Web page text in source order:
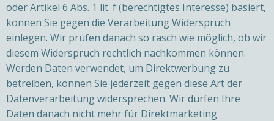
oder Artikel 6 Abs. 1 lit. f (berechtigtes Interesse) basiert,
können Sie gegen die Verarbeitung Widerspruch
einlegen. Wir prüfen danach so rasch wie möglich, ob wir
diesem Widerspruch rechtlich nachkommen können.
Werden Daten verwendet, um Direktwerbung zu
betreiben, können Sie jederzeit gegen diese Art der
Datenverarbeitung widersprechen. Wir dürfen Ihre
Daten danach nicht mehr für Direktmarketing